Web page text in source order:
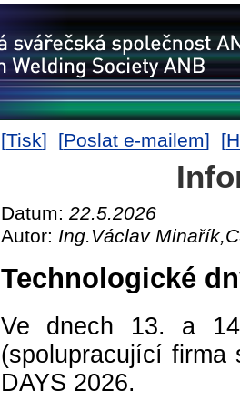
[Tisk] [Poslat e-mailem] [
Datum: 22.5.2026
Autor: Ing.Václav
Technologické
Ve dnech 13. a
(spolupracující firma
DAYS 2026.